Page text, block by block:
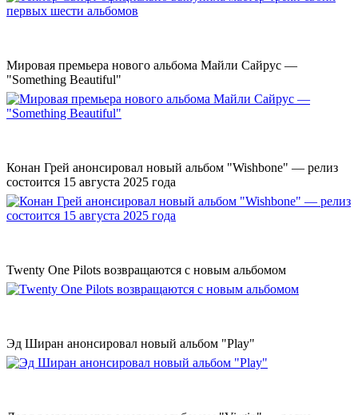
Мировая премьера нового альбома Майли Сайрус —
"Something Beautiful"
Конан Грей анонсировал новый альбом "Wishbone" — релиз
состоится 15 августа 2025 года
Twenty One Pilots возвращаются с новым альбомом
Эд Ширан анонсировал новый альбом "Play"